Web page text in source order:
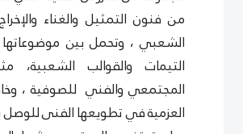
من فنون التمثيل والغناء
الشعبي ، وتحمل بين
التيمات والقوالب الشعبية،
المجتمعي والفني للصوفية ،
العزمية في تطويعها الفنى للوصل